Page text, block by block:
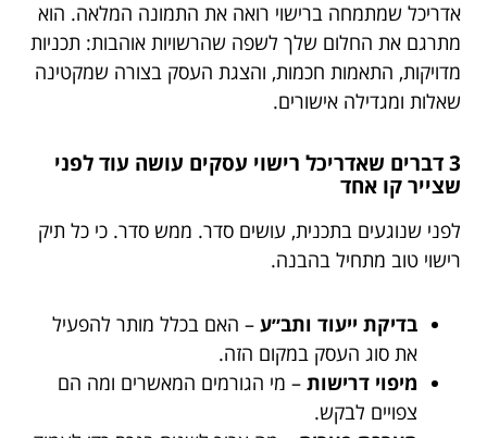
אדריכל שמתמחה ברישוי רואה את התמונה המלאה. הוא
מתרגם את החלום שלך לשפה שהרשויות אוהבות: תכניות
מדויקות, התאמות חכמות, והצגת העסק בצורה שמקטינה
שאלות ומגדילה אישורים.
3 דברים שאדריכל רישוי עסקים עושה עוד לפני
שצייר קו אחד
לפני שנוגעים בתכנית, עושים סדר. ממש סדר. כי כל תיק
רישוי טוב מתחיל בהבנה.
בדיקת ייעוד ותב״ע – האם בכלל מותר להפעיל
את סוג העסק במקום הזה.
מיפוי דרישות – מי הגורמים המאשרים ומה הם
צפויים לבקש.